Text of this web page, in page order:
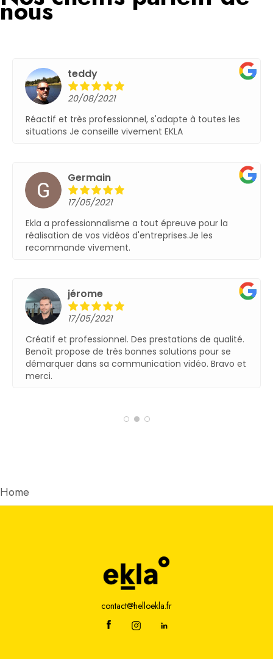
nous
teddy
17/05/2021
Réactif et très professionnel, s'adapte à toutes les
situationsJe conseille vivement EKLA
François-Joseph
17/05/2021
Prestations au top !Conseil personnalisé très
professionnel et solutions innovantes (la réalité
augmentée fait son effet à chaque fois !).Je
Home
2 rue Joseph Fourier
49070 Beaucouzé
CreationWelko |Mentions Légales